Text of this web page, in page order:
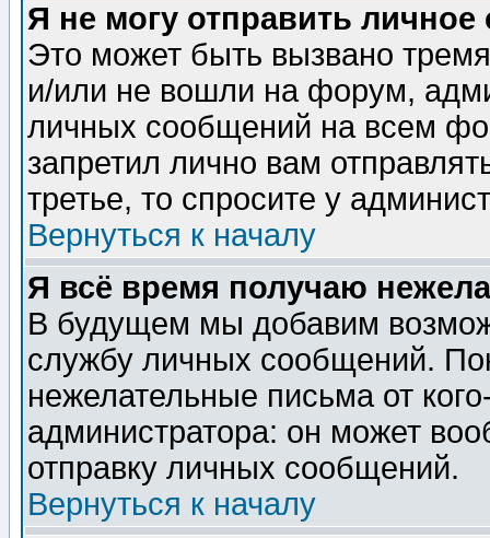
Я не могу отправить
Это может быть вызвано
и/или не вошли на форум,
личных сообщений на всем
запретил лично вам
третье, то спросите у
Вернуться к началу
Я всё время получаю
В будущем мы добавим
службу личных сообщений.
нежелательные письма от
администратора: он может
отправку личных сообщений.
Вернуться к началу